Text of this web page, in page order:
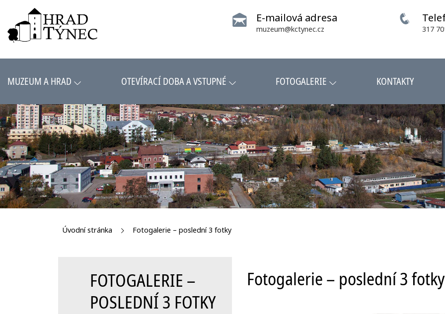
MUZEUM A HRAD OTEVÍRACÍ DOBA A VSTUPNÉ FOTOGALERIE KONTAKTY
E-mailová adresa
muzeum@kctynec.cz 317
Úvodní stránka Fotogalerie – poslední 3 fotky
Fotogalerie – poslední 3 fotky
FOTOGALERIE –
POSLEDNÍ 3 FOTKY